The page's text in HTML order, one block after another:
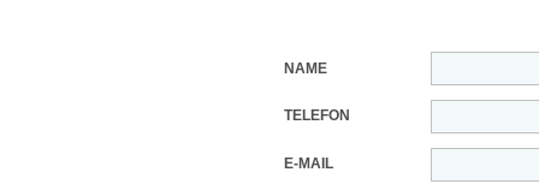
NAME
TELEFON
E-MAIL